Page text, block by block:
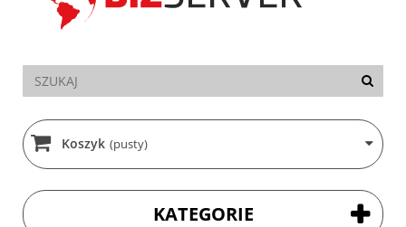
Koszyk (pusty)
KATEGORIE